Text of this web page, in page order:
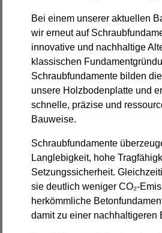
Bei einem unserer aktuellen
wir erneut auf
innovative und nachhaltige
klassischen
Schraubfundamente bilden
unsere Holzbodenplatte und
schnelle, präzise und
Bauweise.
Schraubfundamente
Langlebigkeit, hohe
Setzungssicherheit.
sie deutlich weniger CO₂-
herkömmliche
damit zu einer nachhaltigeren